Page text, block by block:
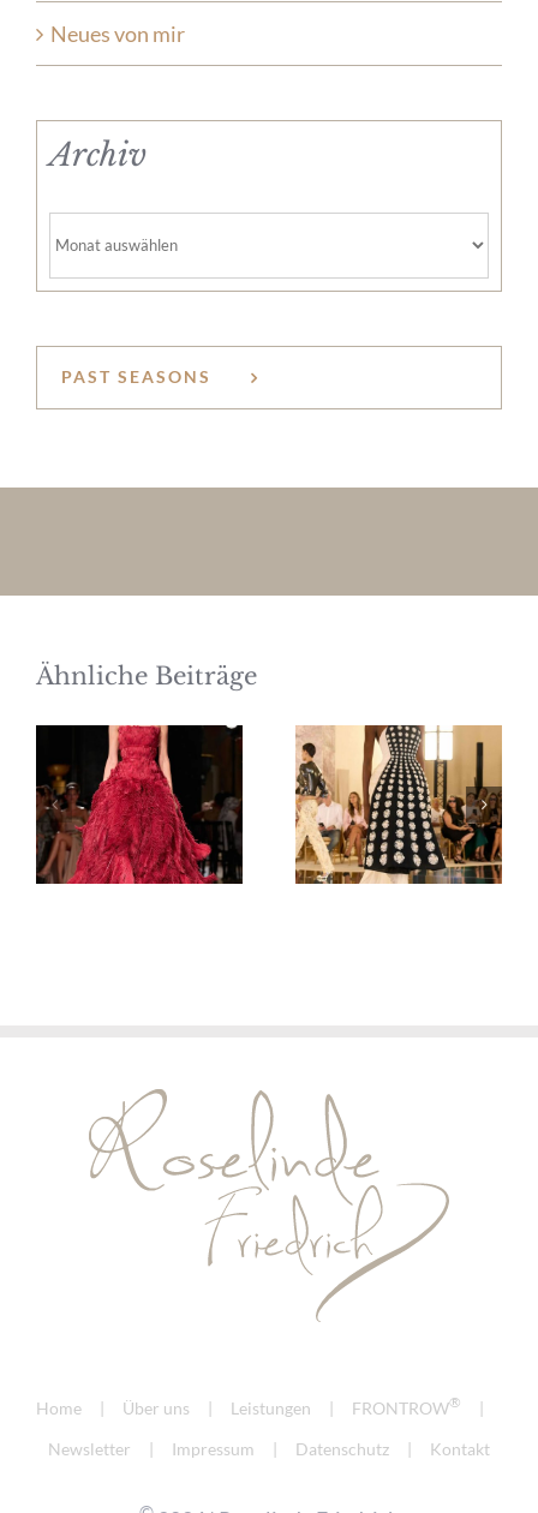
Neues von mir
Archiv
PAST SEASONS
Ähnliche Beiträge
Elie Saab
Haute
Couture
Herbst/Winter
2026/27
Schiaparelli
Haute
Couture
Herbst/Winter
2026/27
Home Über uns Leistungen FRONTROW®
Newsletter Impressum Datenschutz Kontakt